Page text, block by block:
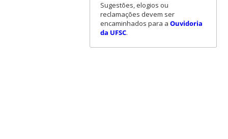
Sugestões, elogios ou
reclamações devem ser
encaminhados para a Ouvidoria
da UFSC.